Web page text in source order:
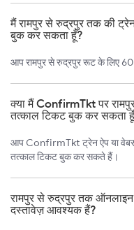
मैं रामपुर से रुद्रपुर तक की
बुक कर सकता हूँ?
आप रामपुर से रुद्रपुर रूट के लिए
क्या मैं ConfirmTkt पर
तत्काल टिकट बुक कर सकता
आप ConfirmTkt ट्रेन ऐप या
तत्काल टिकट बुक कर सकते हैं।
रामपुर से रुद्रपुर तक
दस्तावेज़ आवश्यक हैं?